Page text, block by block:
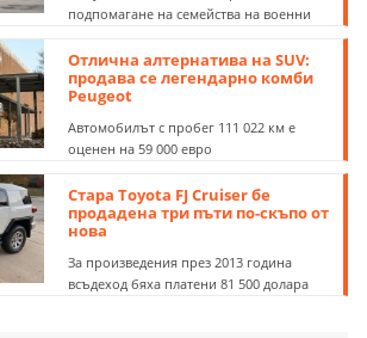
подпомагане на семейства на военни
Отлична алтернатива на SUV:
продава се легендарно комби
Peugeot
Автомобилът с пробег 111 022 км е
оценен на 59 000 евро
Стара Toyota FJ Cruiser бе
продадена три пъти по-скъпо от
нова
За произведения през 2013 година
всъдеход бяха платени 81 500 долара